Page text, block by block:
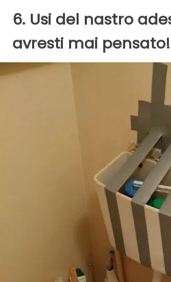
6. Usi del nastro
avresti mai pensato!